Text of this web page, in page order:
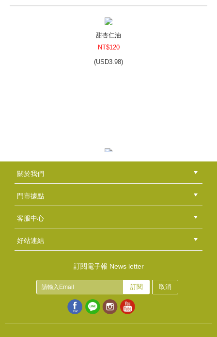
USD13.28)
玫瑰花蠟
甜杏仁油
NT$120
(USD3.98)
NT$120
(USD3.98)
關於我們
公司簡介
品牌故事
最新消息
隱私權聲明
版權聲明
門市據點
總部
北區
中區
南區
東區
海外
客服中心
會員等級
購物流程
訂單查詢
常見問題
海外訂購流程
連絡我們
下載專區
紅利點數
好站連結
訂閱電子報 News letter
訂閱 取消